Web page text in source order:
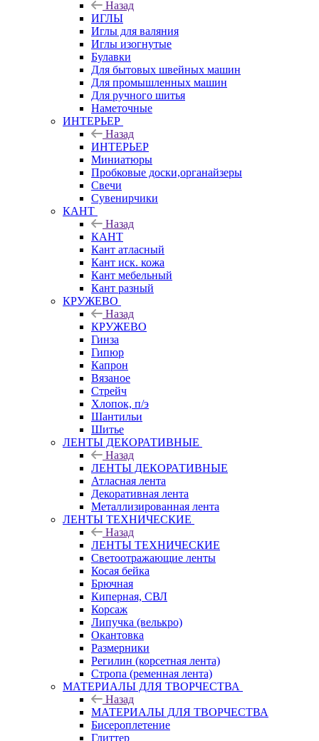
Назад
ИГЛЫ
Иглы для валяния
Иглы изогнутые
Булавки
Для бытовых швейных машин
Для промышленных машин
Для ручного шитья
Наметочные
ИНТЕРЬЕР
Назад
ИНТЕРЬЕР
Миниатюры
Пробковые доски,органайзеры
Свечи
Сувенирчики
КАНТ
Назад
КАНТ
Кант атласный
Кант иск. кожа
Кант мебельный
Кант разный
КРУЖЕВО
Назад
КРУЖЕВО
Гинза
Гипюр
Капрон
Вязаное
Стрейч
Хлопок, п/э
Шантильи
Шитье
ЛЕНТЫ ДЕКОРАТИВНЫЕ
Назад
ЛЕНТЫ ДЕКОРАТИВНЫЕ
Атласная лента
Декоративная лента
Металлизированная лента
ЛЕНТЫ ТЕХНИЧЕСКИЕ
Назад
ЛЕНТЫ ТЕХНИЧЕСКИЕ
Светоотражающие ленты
Косая бейка
Брючная
Киперная, СВЛ
Корсаж
Липучка (велькро)
Окантовка
Размерники
Регилин (корсетная лента)
Стропа (ременная лента)
МАТЕРИАЛЫ ДЛЯ ТВОРЧЕСТВА
Назад
МАТЕРИАЛЫ ДЛЯ ТВОРЧЕСТВА
Бисероплетение
Глиттер